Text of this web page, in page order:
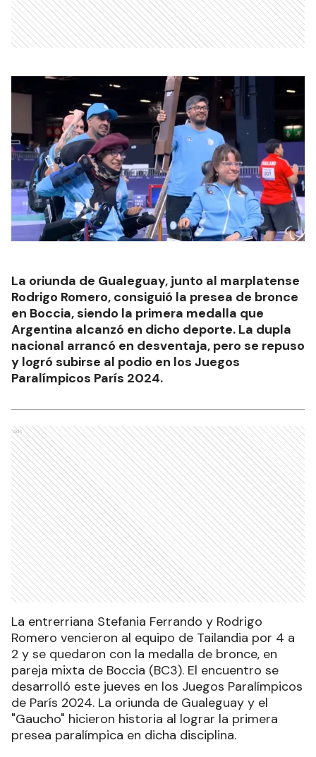
La oriunda de Gualeguay, junto al marplatense
Rodrigo Romero, consiguió la presea de bronce
en Boccia, siendo la primera medalla que
Argentina alcanzó en dicho deporte. La dupla
nacional arrancó en desventaja, pero se repuso
y logró subirse al podio en los Juegos
Paralímpicos París 2024.
Ads
La entrerriana Stefania Ferrando y Rodrigo
Romero vencieron al equipo de Tailandia por 4 a
2 y se quedaron con la medalla de bronce, en
pareja mixta de Boccia (BC3). El encuentro se
desarrolló este jueves en los Juegos Paralímpicos
de París 2024. La oriunda de Gualeguay y el
"Gaucho" hicieron historia al lograr la primera
presea paralímpica en dicha disciplina.